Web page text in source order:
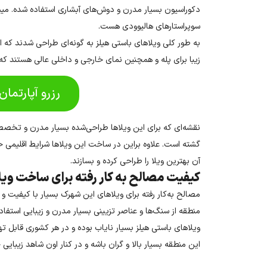
دکوراسیون بسیار مدرن و دوش‌های آبشاری استفاده شده‌.
سوپراستارهای هالیوودی هست.
به طور کلی ویلاهای باستی هیلز به گونه‌ای طراحی شدند که
زیبا برای پله و همچنین نمای خارجی و داخلی عالی
رزرو
نقشه‌ای که برای این ویلاها طراحی‌شده بسیار مدرن و
گشته است. علاوه ‌براین در ساخت این ویلاها شرایط
آن بهترین ویلا را طراحی کرده و بسازند.
کیفیت مصالح به کار رفته برای ساخت
مصالح به‌کار رفته برای ویلاهای این شهرک بسیار با
منطقه از سنگ‌ها و عناصر تزیینی بسیار مدرن و زیبایی
ویلاهای باستی هیلز بسیار نایاب بوده و در هر کشوری
این منطقه بسیار بالا و گران باشه و در کنار اون شاهد